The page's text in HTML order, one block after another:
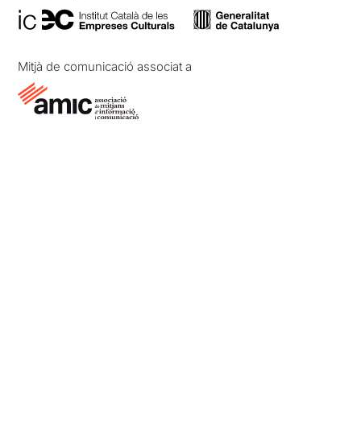
Mitjà de comunicació associat a